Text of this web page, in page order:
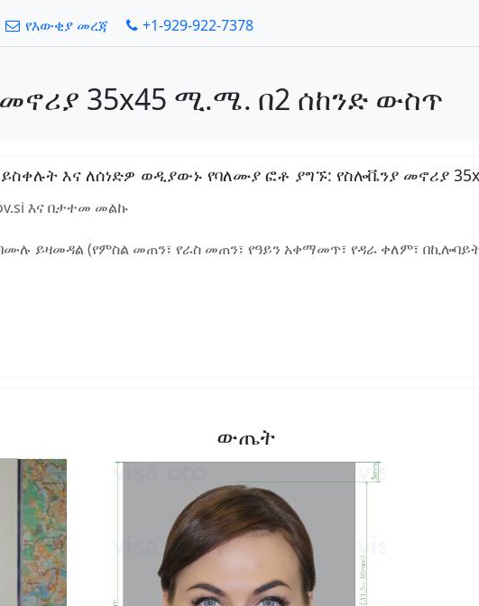
የእውቂያ መረጃ +1-929-922-7378
35x45 ሚ.ሜ. በ2 ሰከንድ ውስጥ
እና ለሰነድዎ ወዲያውኑ የባለሙያ ፎቶ ያግኙ: የስሎቬንያ መኖሪያ
እና በታተመ መልኩ
ይዛመዳል (የምስል መጠን፣ የራስ መጠን፣ የዓይን አቀማመጥ፣ የዳራ ቀለም፣
ውጤት